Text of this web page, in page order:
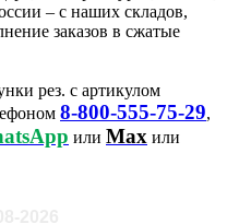
– с наших складов,
заказов в сжатые
рез. с артикулом
8-800-555-75-29,
или Max или